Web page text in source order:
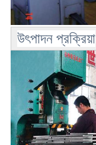
উৎপাদন প্রক্রিয়া